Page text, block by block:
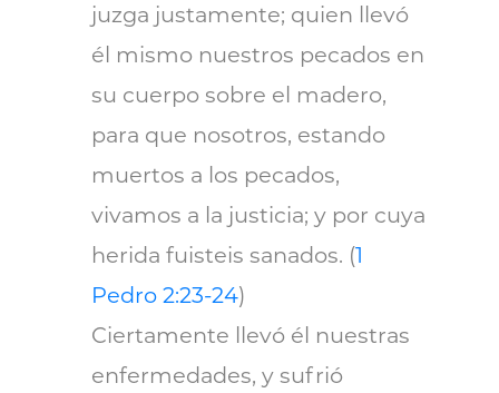
juzga justamente; quien llevó
él mismo nuestros pecados en
su cuerpo sobre el madero,
para que nosotros, estando
muertos a los pecados,
vivamos a la justicia; y por cuya
herida fuisteis sanados. (1
Pedro 2:23-24)
Ciertamente llevó él nuestras
enfermedades, y sufrió